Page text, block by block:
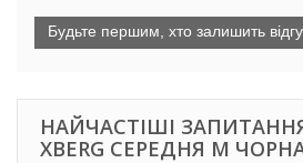
Будьте першим, хто залишить
НАЙЧАСТІШІ
XBERG СЕРЕДНЯ M